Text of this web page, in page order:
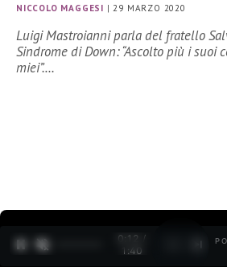
NICCOLO MAGGESI |29 MARZO 2020
Luigi Mastroianni parla del fratello
Sindrome di Down: “Ascolto più i suoi
miei”.…
0:14 /
1:40